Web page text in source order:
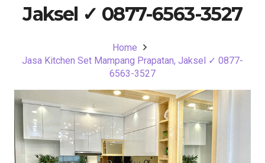
Jaksel ✓ 0877-6563-3527
Home
Jasa Kitchen Set Mampang Prapatan, Jaksel ✓ 0877-
6563-3527